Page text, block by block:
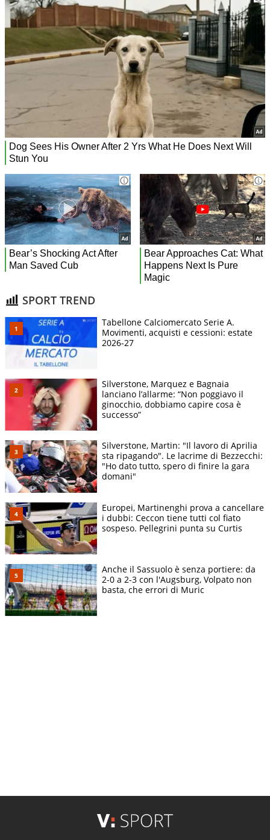
SPORT TREND
Tabellone Calciomercato Serie A.
Movimenti, acquisti e cessioni: estate
2026-27
Silverstone, Marquez e Bagnaia
lanciano l’allarme: “Non poggiavo il
ginocchio, dobbiamo capire cosa è
successo”
Silverstone, Martin: "Il lavoro di Aprilia
sta ripagando". Le lacrime di Bezzecchi:
"Ho dato tutto, spero di finire la gara
domani"
Europei, Martinenghi prova a cancellare
i dubbi: Ceccon tiene tutti col fiato
sospeso. Pellegrini punta su Curtis
Anche il Sassuolo è senza portiere: da
2-0 a 2-3 con l'Augsburg, Volpato non
basta, che errori di Muric